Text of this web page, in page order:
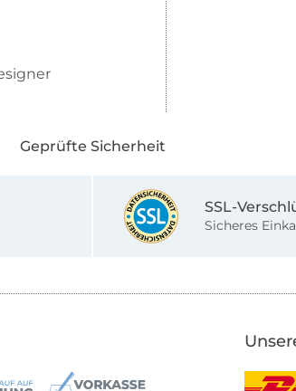
Geprüfte Sicherheit
SSL-
Sicheres